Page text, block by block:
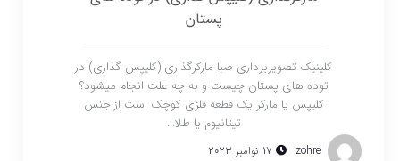
پستان
کلینیک تصویربرداری صبا مارکرگذاری (کلیپس گذاری) در
توده های پستان چیست و به چه علت انجام میشود؟
کلیپس یا مارکر یک قطعه فلزی کوچک است از جنس
تیتانیوم یا طلا...
zohre 17 نوامبر 2023